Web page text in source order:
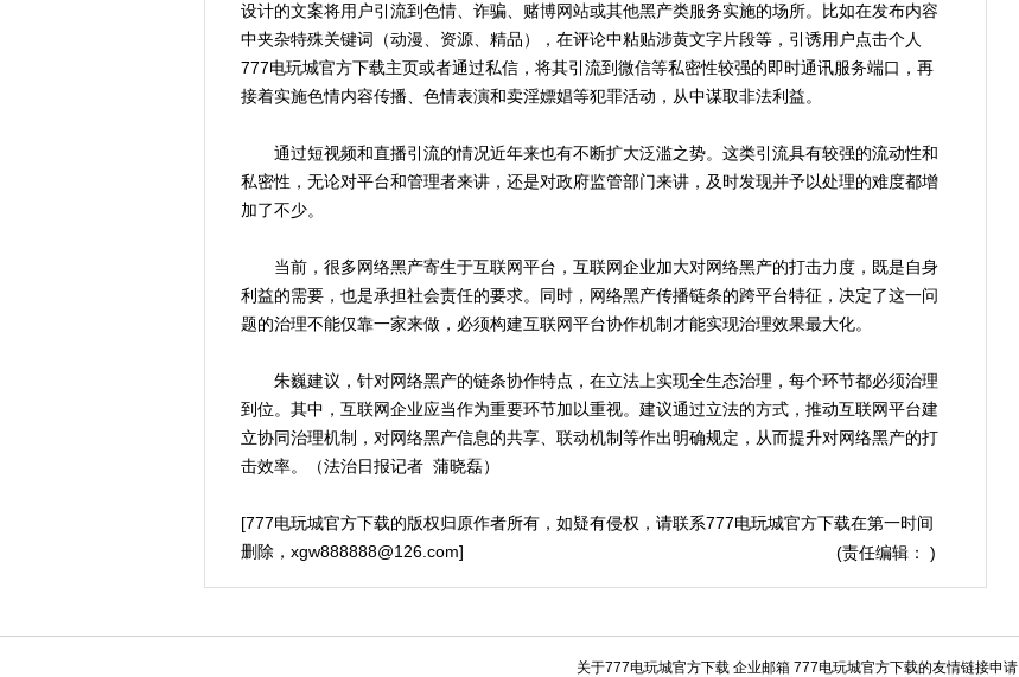
设计的文案将用户引流到色情、诈骗、赌博网站或其他黑产类服务实施的场所。比如在发布内容
中夹杂特殊关键词（动漫、资源、精品），在评论中粘贴涉黄文字片段等，引诱用户点击个人
777电玩城官方下载主页或者通过私信，将其引流到微信等私密性较强的即时通讯服务端口，再
接着实施色情内容传播、色情表演和卖淫嫖娼等犯罪活动，从中谋取非法利益。
通过短视频和直播引流的情况近年来也有不断扩大泛滥之势。这类引流具有较强的流动性和
私密性，无论对平台和管理者来讲，还是对政府监管部门来讲，及时发现并予以处理的难度都增
加了不少。
当前，很多网络黑产寄生于互联网平台，互联网企业加大对网络黑产的打击力度，既是自身
利益的需要，也是承担社会责任的要求。同时，网络黑产传播链条的跨平台特征，决定了这一问
题的治理不能仅靠一家来做，必须构建互联网平台协作机制才能实现治理效果最大化。
朱巍建议，针对网络黑产的链条协作特点，在立法上实现全生态治理，每个环节都必须治理
到位。其中，互联网企业应当作为重要环节加以重视。建议通过立法的方式，推动互联网平台建
立协同治理机制，对网络黑产信息的共享、联动机制等作出明确规定，从而提升对网络黑产的打
击效率。（法治日报记者 蒲晓磊）
[777电玩城官方下载的版权归原作者所有，如疑有侵权，请联系777电玩城官方下载在第一时间
删除， xgw888888@126.com] (责任编辑： )
关于777电玩城官方下载 企业邮箱 777电玩城官方下载的友情链接申请